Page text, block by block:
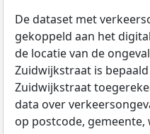
De dataset met
gekoppeld aan het
de locatie van de
Zuidwijkstraat is
Zuidwijkstraat
data over
op postcode,